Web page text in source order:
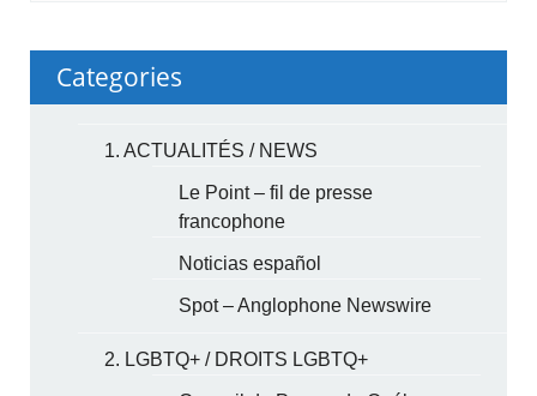
Categories
1. ACTUALITÉS / NEWS
Le Point – fil de presse
francophone
Noticias español
Spot – Anglophone Newswire
2. LGBTQ+ / DROITS LGBTQ+